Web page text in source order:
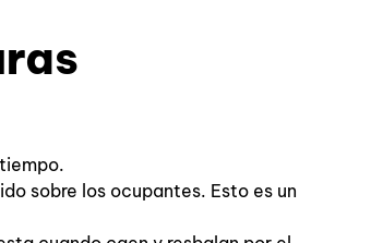
sobre los ocupantes. Esto es un